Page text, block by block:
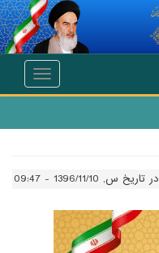
Toggle
در تاریخ س, 1396/11/10 - 09:47